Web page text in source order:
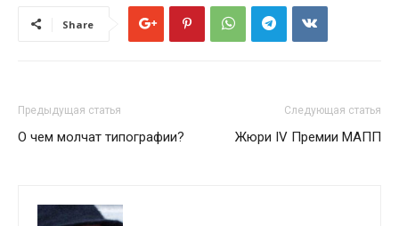
Share
Предыдущая статья
О чем молчат типографии?
Следующая статья
Жюри IV Премии МАПП